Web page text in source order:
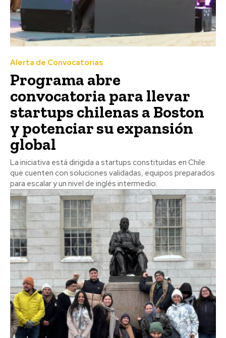
Alerta de Convocatorias
Programa abre
convocatoria para llevar
startups chilenas a Boston
y potenciar su expansión
global
La iniciativa está dirigida a startups constituidas en Chile
que cuenten con soluciones validadas, equipos preparados
para escalar y un nivel de inglés intermedio.